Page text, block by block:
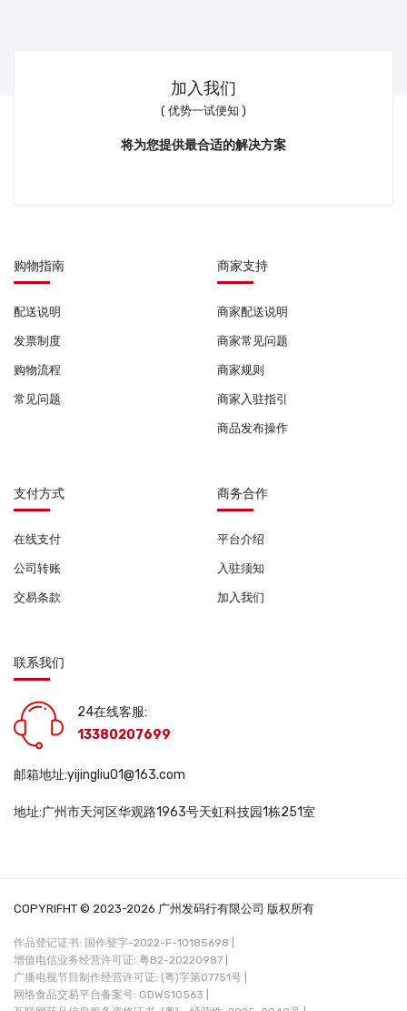
加入我们
( 优势一试便知 )
将为您提供最合适的解决方案
购物指南
配送说明
发票制度
购物流程
常见问题
商家支持
商家配送说明
商家常见问题
商家规则
商家入驻指引
商品发布操作
支付方式
在线支付
公司转账
交易条款
商务合作
平台介绍
入驻须知
加入我们
联系我们
24在线客服:
13380207699
邮箱地址:yijingliu01@163.com
地址:广州市天河区华观路1963号天虹科技园1栋251室
COPYRIFHT © 2023-2026 广州发码行有限公司 版权所有
作品登记证书: 国作登字-2022-F-10185698 |
增值电信业务经营许可证: 粤B2-20220987 |
广播电视节目制作经营许可证: (粤)字第07751号 |
网络食品交易平台备案号: GDWS10563 |